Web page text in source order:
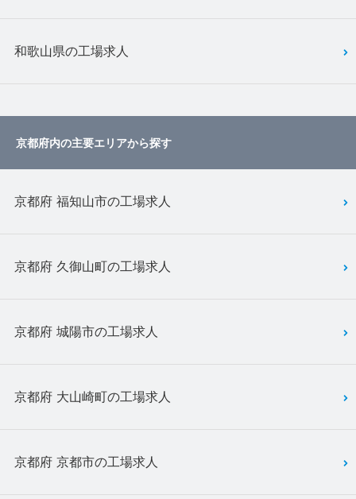
和歌山県の工場求人
京都府内の主要エリアから探す
京都府 福知山市の工場求人
京都府 久御山町の工場求人
京都府 城陽市の工場求人
京都府 大山崎町の工場求人
京都府 京都市の工場求人